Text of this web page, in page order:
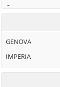
Carro
GENOVA
IMPERIA